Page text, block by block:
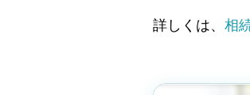
詳しくは、 相